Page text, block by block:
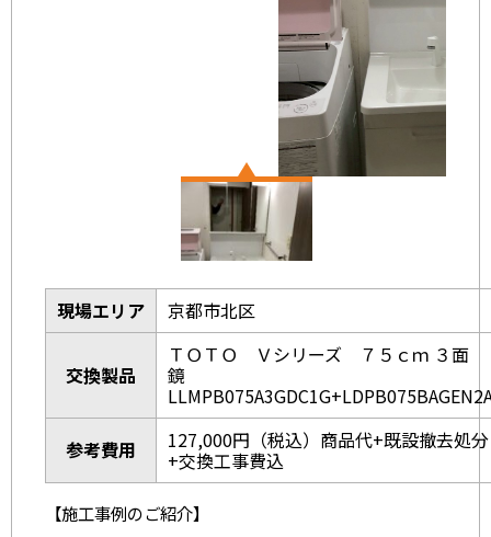
現場エリア 京都市北区
交換製品
ＴＯＴＯ Ｖシリーズ ７５ｃｍ ３面
鏡
参考費用 127,000円（税込）商品代+既設撤去処分
+交換工事費込
【施工事例のご紹介】